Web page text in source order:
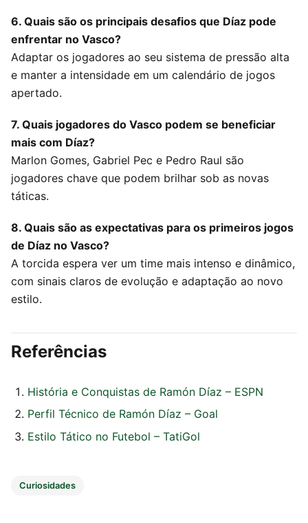
6. Quais são os principais desafios que Díaz pode
enfrentar no Vasco?
Adaptar os jogadores ao seu sistema de pressão alta
e manter a intensidade em um calendário de jogos
apertado.
7. Quais jogadores do Vasco podem se beneficiar
mais com Díaz?
Marlon Gomes, Gabriel Pec e Pedro Raul são
jogadores chave que podem brilhar sob as novas
táticas.
8. Quais são as expectativas para os primeiros jogos
de Díaz no Vasco?
A torcida espera ver um time mais intenso e dinâmico,
com sinais claros de evolução e adaptação ao novo
estilo.
Referências
História e Conquistas de Ramón Díaz – ESPN
Perfil Técnico de Ramón Díaz – Goal
Estilo Tático no Futebol – TatiGol
Curiosidades